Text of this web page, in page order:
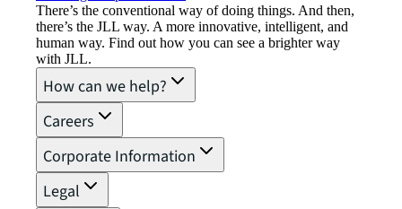
There’s the conventional way of doing things. And then,
there’s the JLL way. A more innovative, intelligent, and
human way. Find out how you can see a brighter way
with JLL.
How can we help?
Careers
Corporate Information
Legal